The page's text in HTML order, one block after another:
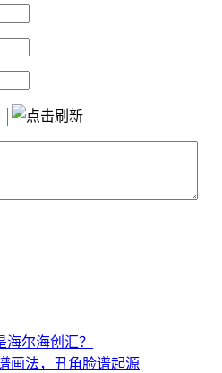
尔海创汇？
画法，丑角脸谱起源